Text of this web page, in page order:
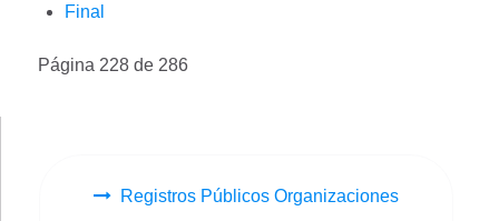
Final
Página 228 de 286
Registros Públicos Organizaciones